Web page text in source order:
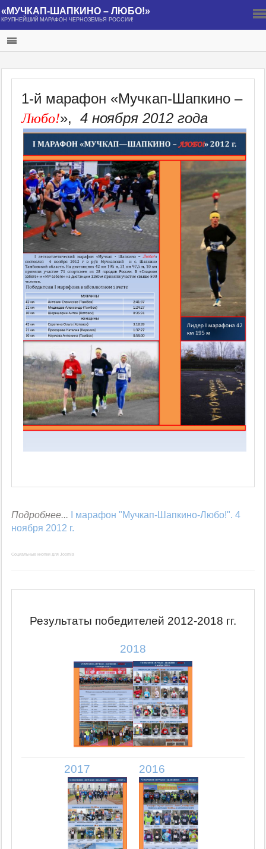
«МУЧКАП-ШАПКИНО – ЛЮБО!»
КРУПНЕЙШИЙ МАРАФОН ЧЕРНОЗЕМЬЯ РОССИИ!
1-й марафон «Мучкап-Шапкино –
Любо!», 4 ноября 2012 года
Подробнее...
I марафон "Мучкап-Шапкино-Любо!". 4
ноября 2012 г.
Социальные кнопки для Joomla
Результаты победителей 2012-2018 гг.
2018
2017 2016